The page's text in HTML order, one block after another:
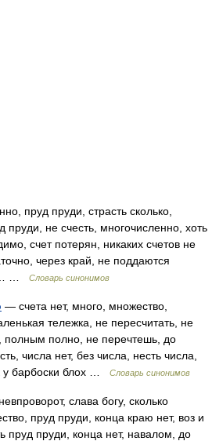
пруд пруди, страсть сколько,
пруди, не счесть, многочисленно, хоть
счет потерян, никаких счетов не
через край, не поддаются
…
Словарь синонимов
— счета нет, много, множество,
тележка, не пересчитать, не
полным полно, не перечтешь, до
числа нет, без числа, несть числа,
у барбоски блох …
Словарь синонимов
слава богу, сколько
пруд пруди, конца краю нет, воз и
пруд пруди, конца нет, навалом, до